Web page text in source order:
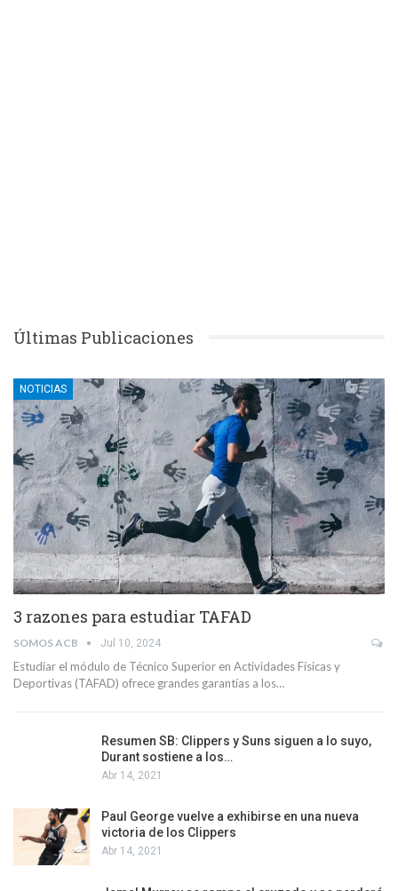
Últimas Publicaciones
NOTICIAS
3 razones para estudiar TAFAD
SOMOS ACB Jul 10, 2024
Estudiar el módulo de Técnico Superior en Actividades Físicas y
Deportivas (TAFAD) ofrece grandes garantías a los…
Resumen SB: Clippers y Suns siguen a lo suyo,
Durant sostiene a los…
Abr 14, 2021
Paul George vuelve a exhibirse en una nueva
victoria de los Clippers
Abr 14, 2021